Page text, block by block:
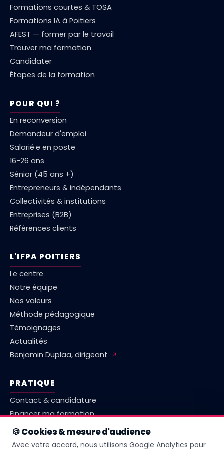
Formations courtes & TOSA
Formations IA à Poitiers
AFEST — former par le travail
Trouver ma formation
Candidater
Étapes de la formation
POUR QUI ?
En reconversion
Demandeur d'emploi
Salarié·e en poste
16-26 ans
Sénior (45 ans +)
Entrepreneurs & indépendants
Collectivités & institutions
Entreprises (B2B)
Références clients
L'IFPA POITIERS
Le centre
Notre équipe
Nos valeurs
Méthode pédagogique
Témoignages
Actualités
Benjamin Duplaa, dirigeant ↗
PRATIQUE
Contact & candidature
Financer ma formation
Marché emploi Vienne
Comparatif centres Poitiers
🍪 Cookies & mesure d'audience
Avec votre accord, nous utilisons Google Analytics pour